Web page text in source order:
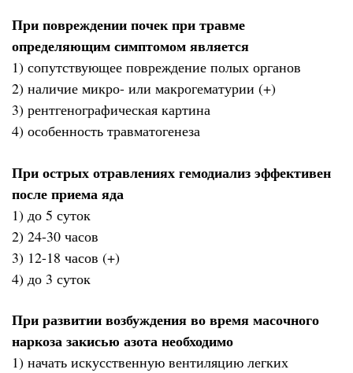
При повреждении почек при травме
определяющим симптомом является
1) сопутствующее повреждение полых органов
2) наличие микро- или макрогематурии (+)
3) рентгенографическая картина
4) особенность травматогенеза
При острых отравлениях гемодиализ эффективен
после приема яда
1) до 5 суток
2) 24-30 часов
3) 12-18 часов (+)
4) до 3 суток
При развитии возбуждения во время масочного
наркоза закисью азота необходимо
1) начать искусственную вентиляцию легких